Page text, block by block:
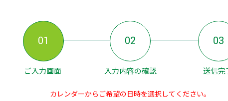
01
ご入力画面
02
入力内容の確認
03
送信完
カレンダーからご希望の日時を選択してください。